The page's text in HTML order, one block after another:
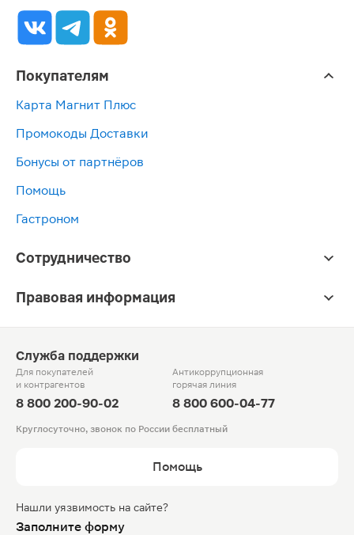
Покупателям
Карта Магнит Плюс
Промокоды Доставки
Бонусы от партнёров
Помощь
Гастроном
Сотрудничество
Правовая информация
Служба поддержки
Для покупателей
и контрагентов
8 800 200-90-02
Антикоррупционная
горячая линия
8 800 600-04-77
Круглосуточно, звонок по России бесплатный
Помощь
Нашли уязвимость на сайте?
Заполните форму